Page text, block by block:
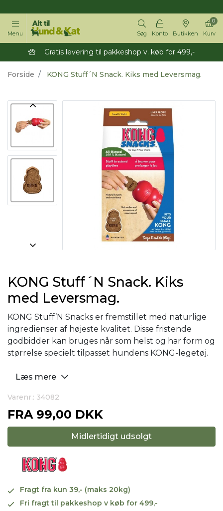
Menu Søg Konto Butikken Kurv
0
Gratis levering til pakkeshop v. køb for 499,-
Forside KONG Stuff´N Snack. Kiks med Leversmag.
KONG Stuff´N Snack. Kiks
med Leversmag.
KONG Stuff’N Snacks er fremstillet med naturlige
ingredienser af højeste kvalitet. Disse fristende
godbidder kan bruges når som helst og har form og
størrelse specielt tilpasset hundens KONG-legetøj.
Læs mere
Varenr.: 34082
FRA 99,00 DKK
Midlertidigt udsolgt
Fragt fra kun 39,- (maks 20kg)
Fri fragt til pakkeshop v køb for 499,-